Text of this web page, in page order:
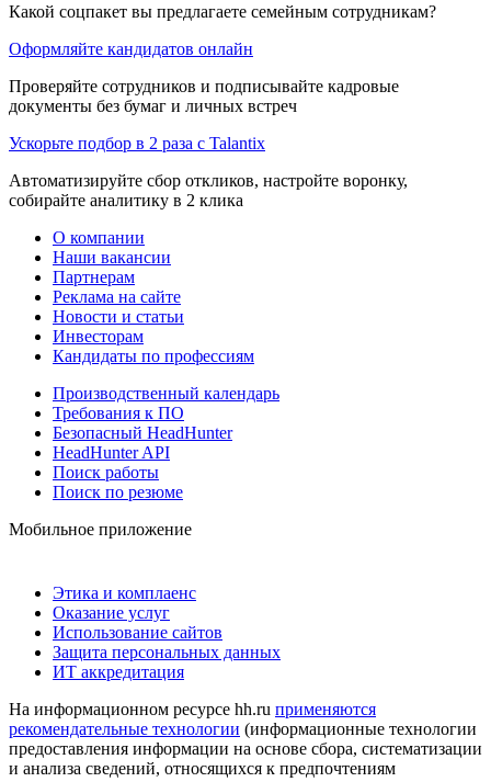
Какой соцпакет вы предлагаете семейным сотрудникам?
Оформляйте кандидатов онлайн
Проверяйте сотрудников и подписывайте кадровые
документы без бумаг и личных встреч
Ускорьте подбор в 2 раза с Talantix
Автоматизируйте сбор откликов, настройте воронку,
собирайте аналитику в 2 клика
О компании
Наши вакансии
Партнерам
Реклама на сайте
Новости и статьи
Инвесторам
Кандидаты по профессиям
Производственный календарь
Требования к ПО
Безопасный HeadHunter
HeadHunter API
Поиск работы
Поиск по резюме
Мобильное приложение
Этика и комплаенс
Оказание услуг
Использование сайтов
Защита персональных данных
ИТ аккредитация
На информационном ресурсе hh.ru применяются
рекомендательные технологии (информационные технологии
предоставления информации на основе сбора, систематизации
и анализа сведений, относящихся к предпочтениям